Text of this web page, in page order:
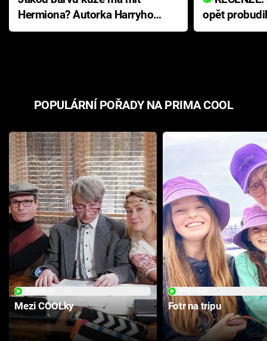
Hermiona? Autorka Harryho
Pottera přišla s ráznou
opět
přichází s
POPULÁRNÍ POŘADY NA PRIMA COOL
Mezi COOLky Fotr na tripu